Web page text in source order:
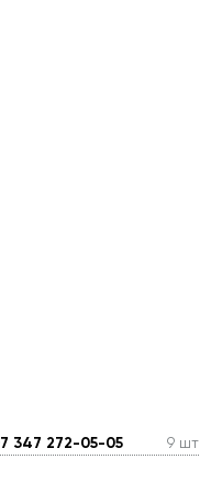
347 272-05-05 9 шт